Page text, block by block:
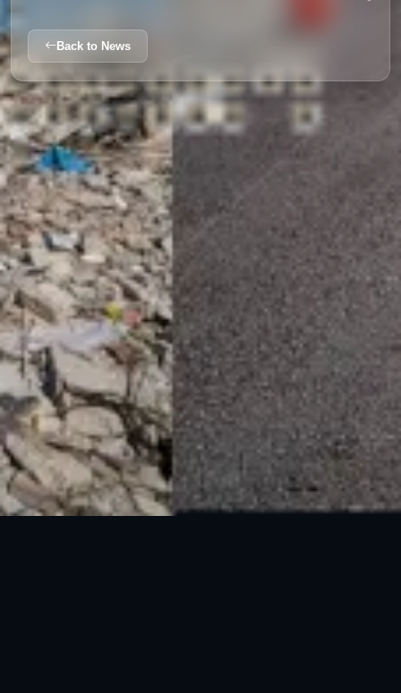
Back to News